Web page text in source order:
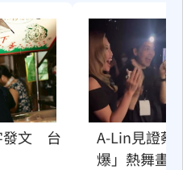
文　台
A-Lin見證蔡
爆」熱舞畫面